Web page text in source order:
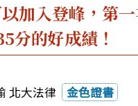
加入登峰，第
分的好成績！
北大法律
金色證書